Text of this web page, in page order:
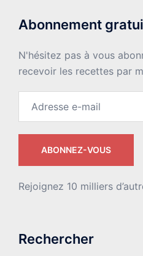
Abonnement
N'hésitez pas à vous
recevoir les recettes par
ABONNEZ-VOUS
Rejoignez 10 milliers
Rechercher